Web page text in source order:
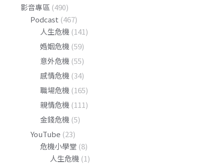
影音專區 (490)
Podcast (467)
人生危機 (141)
婚姻危機 (59)
意外危機 (55)
感情危機 (34)
職場危機 (165)
親情危機 (111)
金錢危機 (5)
YouTube (23)
危機小學堂 (8)
人生危機 (1)